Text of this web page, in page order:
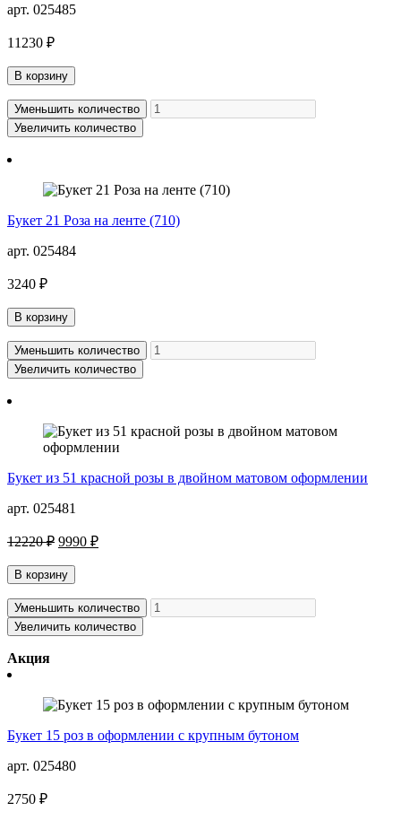
арт. 025485
11230 ₽
В корзину
Уменьшить количество
Увеличить количество
Букет 21 Роза на ленте (710)
арт. 025484
3240 ₽
В корзину
Уменьшить количество
Увеличить количество
Букет из 51 красной розы в двойном матовом оформлении
арт. 025481
12220 ₽ 9990 ₽
В корзину
Уменьшить количество
Увеличить количество
Акция
Букет 15 роз в оформлении с крупным бутоном
арт. 025480
2750 ₽